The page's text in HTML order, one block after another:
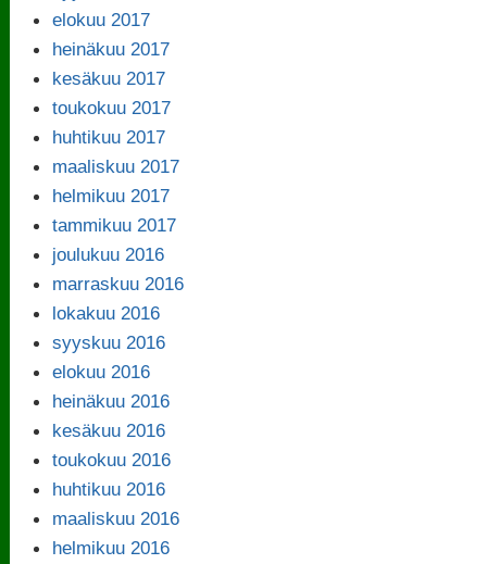
elokuu 2017
heinäkuu 2017
kesäkuu 2017
toukokuu 2017
huhtikuu 2017
maaliskuu 2017
helmikuu 2017
tammikuu 2017
joulukuu 2016
marraskuu 2016
lokakuu 2016
syyskuu 2016
elokuu 2016
heinäkuu 2016
kesäkuu 2016
toukokuu 2016
huhtikuu 2016
maaliskuu 2016
helmikuu 2016